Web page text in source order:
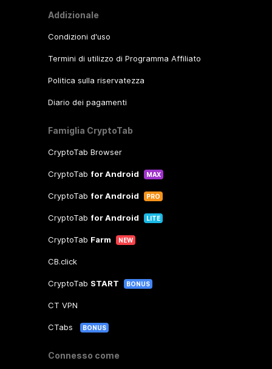
Addizionale
Condizioni d'uso
Termini di utilizzo di Programma Affiliato
Politica sulla riservatezza
Diario dei pagamenti
Famiglia CryptoTab
CryptoTab Browser
CryptoTab for Android MAX
CryptoTab for Android PRO
CryptoTab for Android LITE
CryptoTab Farm NEW
CB.click
CryptoTab START BONUS
CT VPN
CTabs BONUS
Connesso come